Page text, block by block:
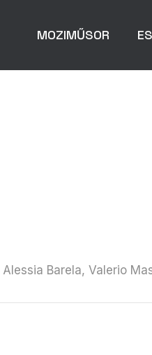
MOZIMŰSOR
Alessia Barela, Valerio